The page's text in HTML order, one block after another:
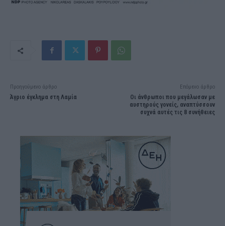
Προηγούμενο άρθρο
Άγριο έγκλημα στη Λαμία
Επόμενο άρθρο
Οι άνθρωποι που μεγάλωσαν με
αυστηρούς γονείς, αναπτύσσουν
συχνά αυτές τις 8 συνήθειες